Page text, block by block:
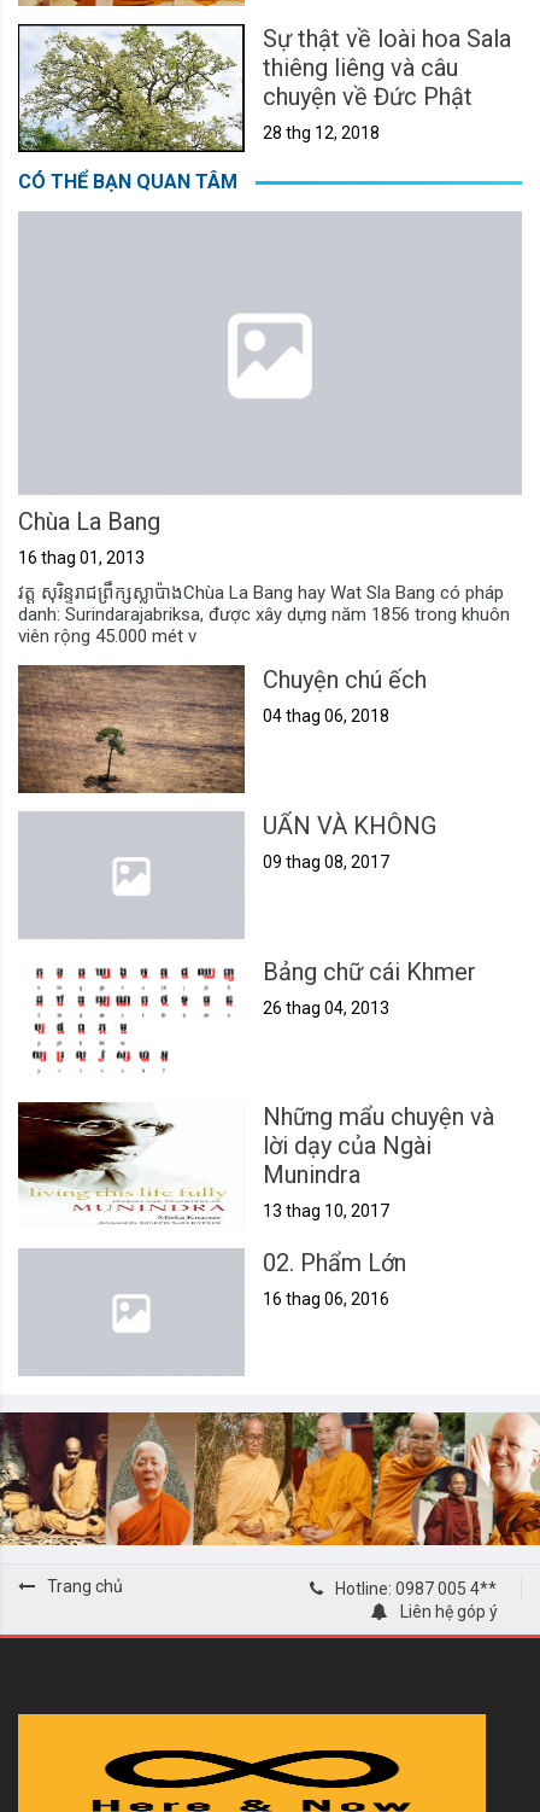
Sự thật về loài hoa Sala
thiêng liêng và câu
chuyện về Đức Phật
28 thg 12, 2018
CÓ THỂ BẠN QUAN TÂM
Chùa La Bang
16 thag 01, 2013
វត្ត សុរិន្ទរាជព្រឹក្សស្លាប៉ាងChùa La Bang hay Wat Sla Bang có pháp
danh: Surindarajabriksa, được xây dựng năm 1856 trong khuôn
viên rộng 45.000 mét v
Chuyện chú ếch
04 thag 06, 2018
UẨN VÀ KHÔNG
09 thag 08, 2017
Bảng chữ cái Khmer
26 thag 04, 2013
Những mẩu chuyện và
lời dạy của Ngài
Munindra
13 thag 10, 2017
02. Phẩm Lớn
16 thag 06, 2016
Trang chủ
Hotline: 0987 005 4**
Liên hệ góp ý